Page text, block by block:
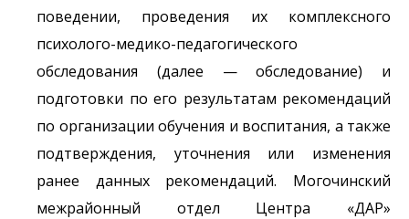
поведении, проведения их комплексного
психолого-медико-педагогического
обследования (далее — обследование) и
подготовки по его результатам рекомендаций
по организации обучения и воспитания, а также
подтверждения, уточнения или изменения
ранее данных рекомендаций. Могочинский
межрайонный отдел Центра «ДАР»